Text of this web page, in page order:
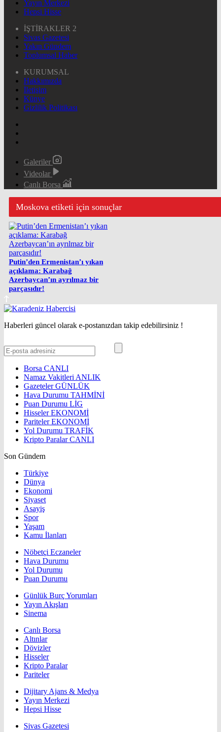
Yayın Merkezi
Hepsi Hisse
İŞTİRAKLER 2
Sivas Gazetesi
Yakın Gündem
Toplumsal Haber
KURUMSAL
Hakkımızda
İletişim
Künye
Gizlilik Politikası
Galeriler
Videolar
Canlı Borsa
Moskova etiketi için sonuçlar
Putin’den Ermenistan’ı yıkan
açıklama: Karabağ
Azerbaycan’ın ayrılmaz bir
parçasıdır!
Haberleri güncel olarak e-postanızdan takip edebilirsiniz !
Borsa CANLI
Namaz Vakitleri ANLIK
GazetelerGÜNLÜK
Hava Durumu TAHMİNİ
Puan Durumu LİG
HisselerEKONOMİ
ParitelerEKONOMİ
Yol Durumu TRAFİK
Kripto ParalarCANLI
Son Gündem
Türkiye
Dünya
Ekonomi
Siyaset
Asayiş
Spor
Yaşam
Kamu İlanları
Nöbetçi Eczaneler
Hava Durumu
Yol Durumu
Puan Durumu
Günlük Burç Yorumları
Yayın Akışları
Sinema
Canlı Borsa
Altınlar
Dövizler
Hisseler
Kripto Paralar
Pariteler
Dijitary Ajans & Medya
Yayın Merkezi
Hepsi Hisse
Sivas Gazetesi